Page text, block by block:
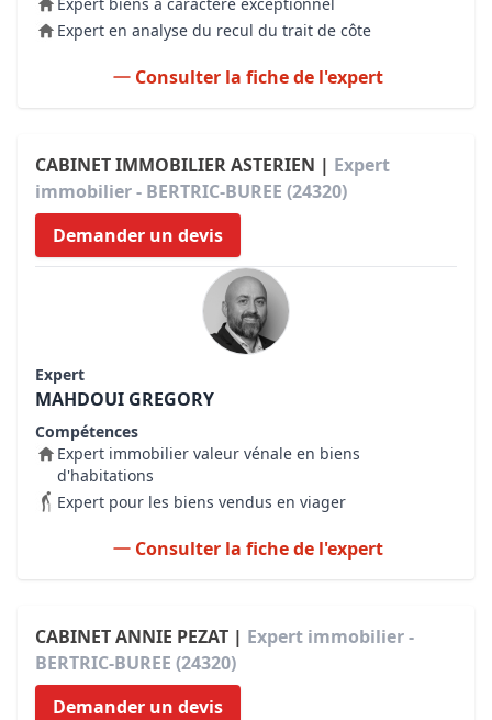
Expert en analyse du recul du trait de côte
Consulter la fiche de l'expert
CABINET IMMOBILIER ASTERIEN | Expert
immobilier - BERTRIC-BUREE (24320)
Demander un devis
Expert
MAHDOUI GREGORY
Compétences
Expert immobilier valeur vénale en biens
d'habitations
Expert pour les biens vendus en viager
Consulter la fiche de l'expert
CABINET ANNIE PEZAT | Expert immobilier -
BERTRIC-BUREE (24320)
Demander un devis